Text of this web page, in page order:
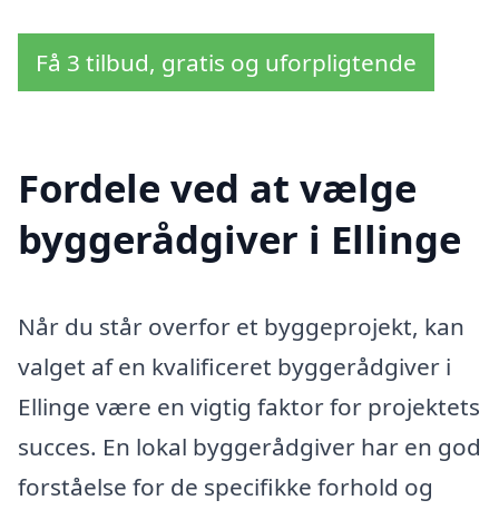
Få 3 tilbud, gratis og uforpligtende
Fordele ved at vælge
byggerådgiver i Ellinge
Når du står overfor et byggeprojekt, kan
valget af en kvalificeret byggerådgiver i
Ellinge være en vigtig faktor for projektets
succes. En lokal byggerådgiver har en god
forståelse for de specifikke forhold og